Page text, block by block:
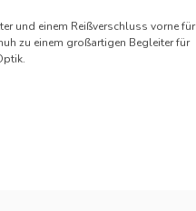
und einem Reißverschluss vorne für
zu einem großartigen Begleiter für